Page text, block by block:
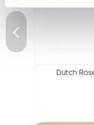
Dutch